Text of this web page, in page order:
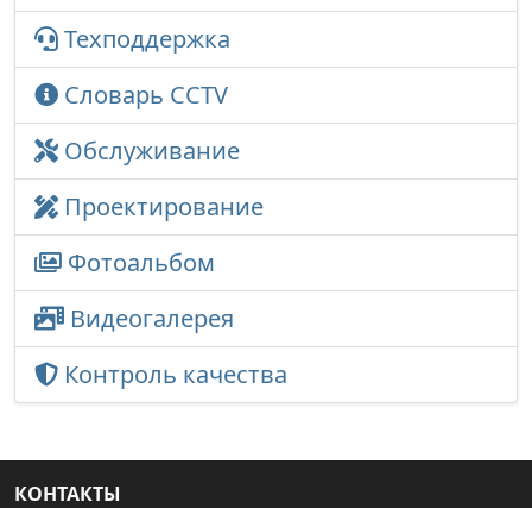
Техподдержка
Словарь CCTV
Обслуживание
Проектирование
Фотоальбом
Видеогалерея
Контроль качества
КОНТАКТЫ